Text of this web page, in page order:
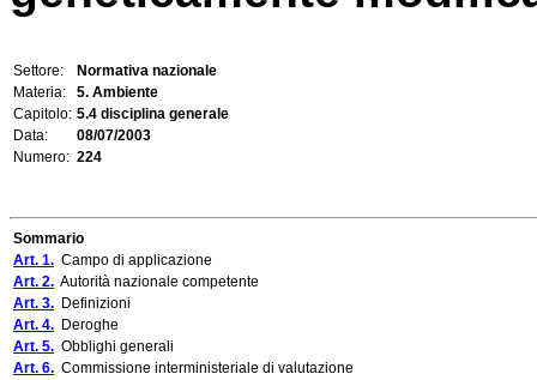
Settore:
Normativa nazionale
Materia:
5. Ambiente
Capitolo: 5.4 disciplina generale
Data:
08/07/2003
Numero: 224
Sommario
Art. 1. Campo di applicazione
Art. 2. Autorità nazionale competente
Art. 3. Definizioni
Art. 4. Deroghe
Art. 5. Obblighi generali
Art. 6. Commissione interministeriale di valutazione